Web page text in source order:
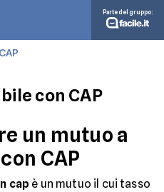
Parte del gruppo:
con CAP
un mutuo a
CAP
cap è un mutuo il cui tasso